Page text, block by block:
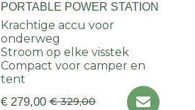
PORTABLE POWER STATION
Krachtige accu voor
onderweg
Stroom op elke visstek
Compact voor camper en
tent
€ 279,00 € 329,00